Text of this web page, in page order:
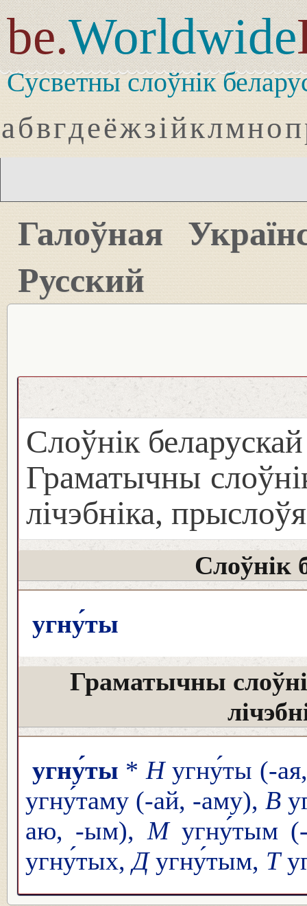
be.Worldwide
Сусветны слоўнік
абвгдеёжзійклмноп
Галоўная
Русский
Слоўнік
Граматычны
лічэбніка, прыслоўя
Слоўнік
угну́ты
Граматычны
угну́ты * Нугну́ты (-
угну́таму (-ай, -аму), В
аю, -ым), Мугну́тым
угну́тых,Дугну́тым, Т